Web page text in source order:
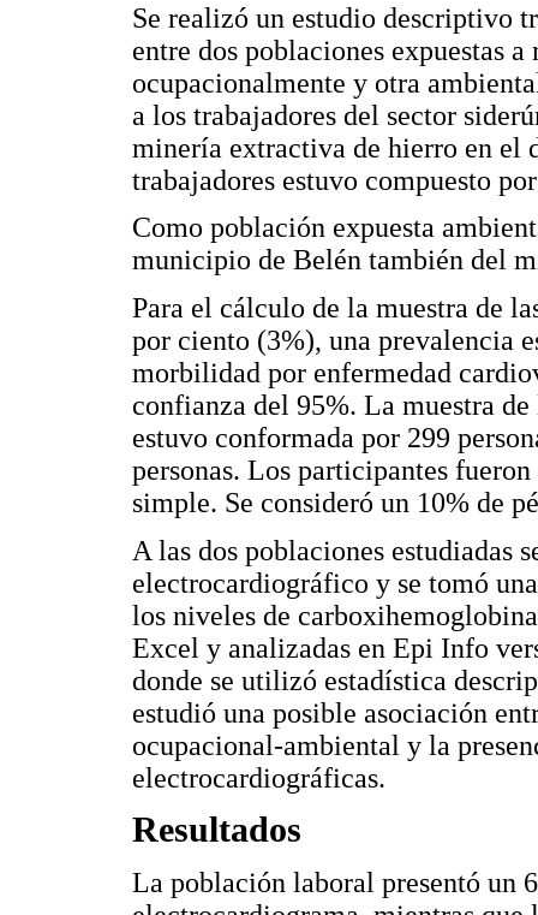
Se realizó un estudio descriptivo
entre dos poblaciones expuestas
ocupacionalmente y otra
a los trabajadores del sector
minería extractiva de hierro en el
trabajadores estuvo compuesto
Como población expuesta
municipio de Belén también del
Para el cálculo de la muestra de
por ciento (3%), una prevalencia
morbilidad por enfermedad
confianza del 95%. La muestra
estuvo conformada por 299
personas. Los participantes
simple. Se consideró un 10% de
A las dos poblaciones estudiadas
electrocardiográfico y se tomó
los niveles de
Excel y analizadas en Epi Info
donde se utilizó estadística
estudió una posible asociación
ocupacional-ambiental y la
electrocardiográficas.
Resultados
La población laboral presentó un